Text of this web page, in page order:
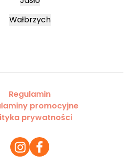
Wałbrzych
Regulamin
promocyjne
prywatności